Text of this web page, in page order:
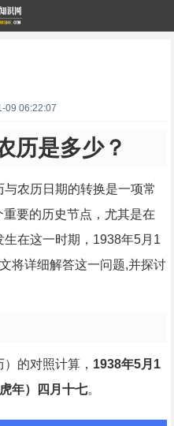
09 06:22:07
历是多少？
农历日期的转换是一项常
要的历史节点，尤其是在
在这一时期，1938年5月1
将详细解答这一问题,并探讨
的对照计算， 1938年5月1
年）四月十七。